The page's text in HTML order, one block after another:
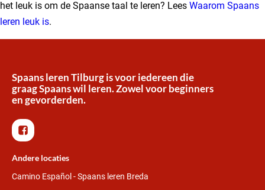
het leuk is om de Spaanse taal te leren? Lees Waarom Spaans
leren leuk is.
Spaans leren Tilburg is voor iedereen die
graag Spaans wil leren. Zowel voor beginners
en gevorderden.
Andere locaties
Camino Español - Spaans leren Breda